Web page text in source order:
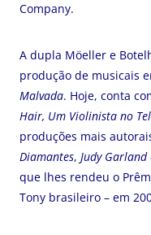
Company.
A dupla Möeller e
produção de musicais
Malvada. Hoje, conta
Hair, Um Violinista no
produções mais
Diamantes, Judy
que lhes rendeu o
Tony brasileiro – em